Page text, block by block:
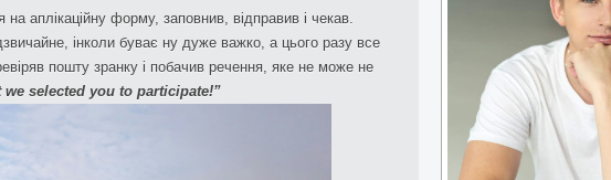
аплікаційну форму, заповнив, відправив і чекав.
інколи буває ну дуже важко, а цього разу все
пошту зранку і побачив речення, яке не може не
selected you to participate!”